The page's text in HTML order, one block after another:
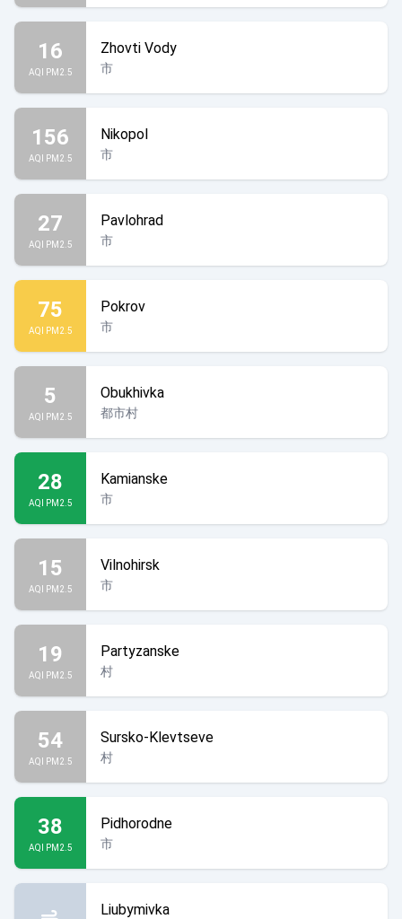
16
AQI PM2.5
Zhovti Vody
市
156
AQI PM2.5
Nikopol
市
27
AQI PM2.5
Pavlohrad
市
75
AQI PM2.5
Pokrov
市
5
AQI PM2.5
Obukhivka
都市村
28
AQI PM2.5
Kamianske
市
15
AQI PM2.5
Vilnohirsk
市
19
AQI PM2.5
Partyzanske
村
54
AQI PM2.5
Sursko-Klevtseve
村
38
AQI PM2.5
Pidhorodne
市
Liubymivka